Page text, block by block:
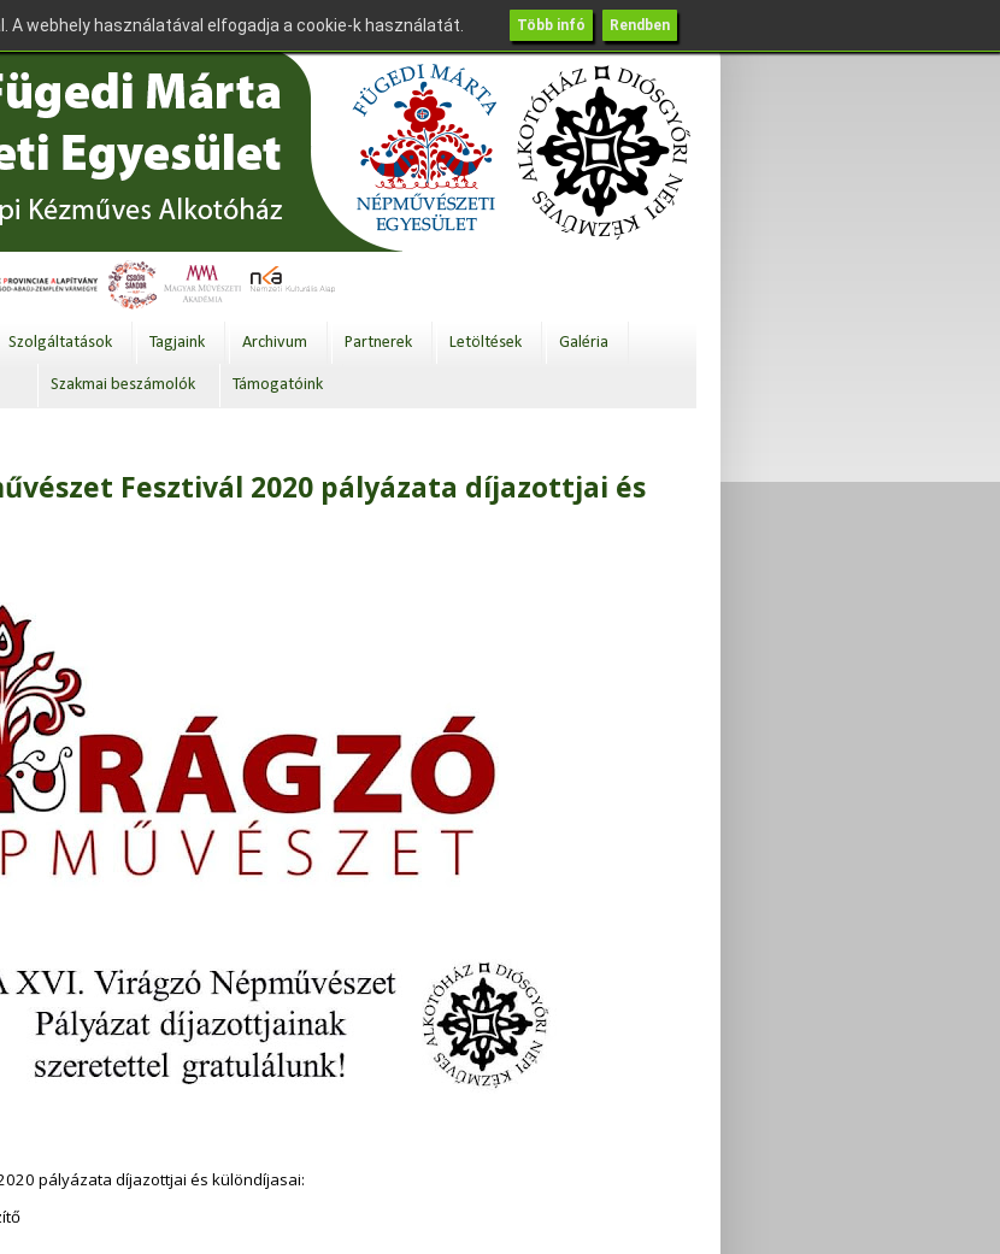
Szolgáltatások Tagjaink Archivum Partnerek Letöltések Galéria
Szakmai beszámolók Támogatóink
Fesztivál 2020 pályázata díjazottjai és
pályázata díjazottjai és különdíjasai:
A webhely használatával elfogadja a cookie-k használatát. Több infó Rendben